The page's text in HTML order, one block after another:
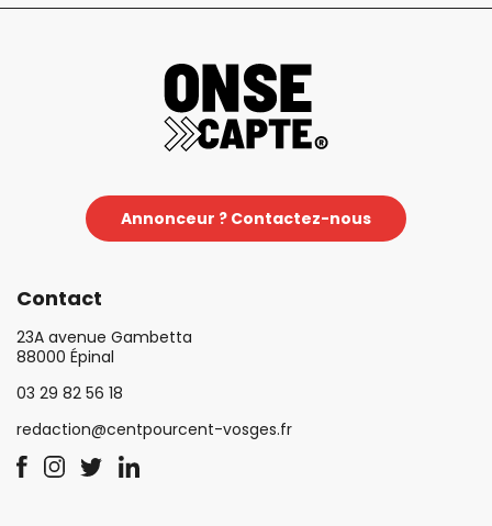
Annonceur ? Contactez-nous
Contact
23A avenue Gambetta
88000 Épinal
03 29 82 56 18
redaction@centpourcent-vosges.fr